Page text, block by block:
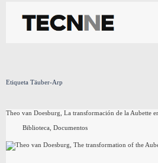
contenido
Etiqueta Täuber-Arp
Theo van Doesburg, La transformación de la Aubette
Biblioteca, Documentos